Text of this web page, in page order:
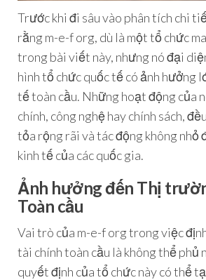
Trước khi đi sâu vào phân tích chi
rằng m-e-f org, dù là một tổ chức
trong bài viết này, nhưng nó đại
hình tổ chức quốc tế có ảnh hưởng
tế toàn cầu. Những hoạt động của
chính, công nghệ hay chính sách,
tỏa rộng rãi và tác động không nhỏ
kinh tế của các quốc gia.
Ảnh hưởng đến Thị
Toàn cầu
Vai trò của m-e-f org trong việc
tài chính toàn cầu là không thể phủ
quyết định của tổ chức này có thể